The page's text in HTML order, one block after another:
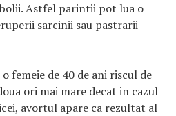
Astfel parintii pot lua o
sarcinii sau pastrarii
femeie de 40 de ani riscul de
ori mai mare decat in cazul
avortul apare ca rezultat al